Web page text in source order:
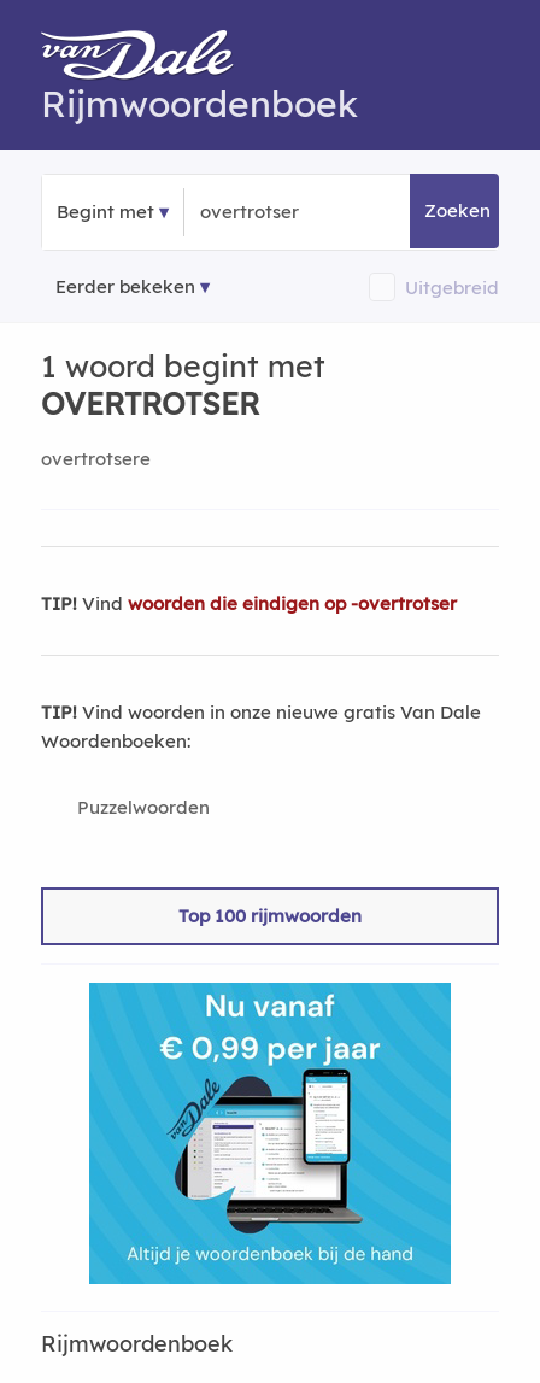
Rijmwoordenboek
Begint met Zoeken
Eerder bekeken Uitgebreid
1 woord begint met
OVERTROTSER
overtrotsere
TIP!Vind woorden die eindigen op -overtrotser
TIP!Vind woorden in onze nieuwe gratis Van Dale
Woordenboeken:
Puzzelwoorden
Top 100 rijmwoorden
Rijmwoordenboek